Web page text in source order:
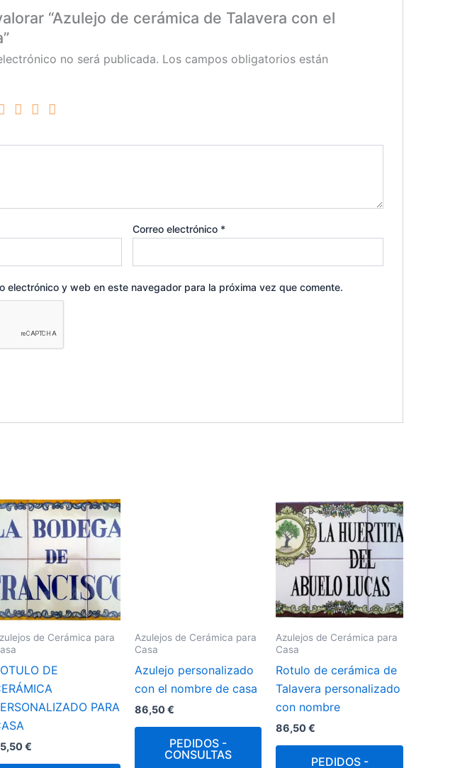
“Azulejo de cerámica de Talavera con el
no será publicada. Los campos obligatorios están
Correo electrónico *
electrónico y web en este navegador para la próxima vez que comente.
de Cerámica para
DE
PARA
€
Azulejos de Cerámica para
Casa
Azulejo personalizado
con el nombre de casa
86,50€
PEDIDOS -
CONSULTAS
Azulejos de Cerámica para
Casa
Rotulo de cerámica de
Talavera personalizado
con nombre
86,50€
PEDIDOS -